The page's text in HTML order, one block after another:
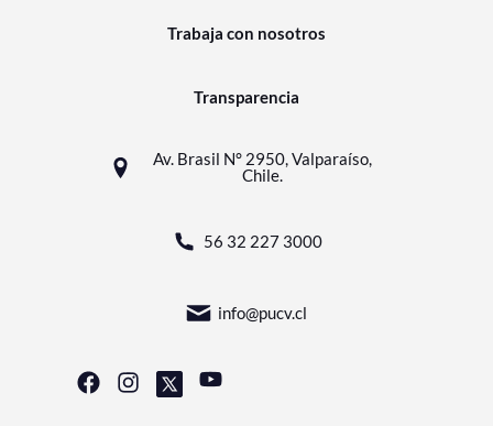
Trabaja con nosotros
Transparencia
Av. Brasil N° 2950, Valparaíso,
Chile.
56 32 227 3000
info@pucv.cl